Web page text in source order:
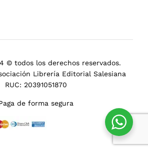
© todos los derechos reservados.
Librería Editorial Salesiana
RUC: 20391051870
de forma segura